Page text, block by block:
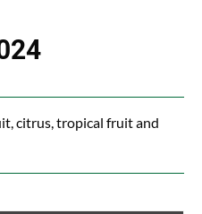
citrus, tropical fruit and